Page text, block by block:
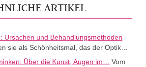
ARTIKEL
Ursachen und Behandlungsmethoden
sie als Schönheitsmal, das der Optik…
Über die Kunst, Augen im…
Vom